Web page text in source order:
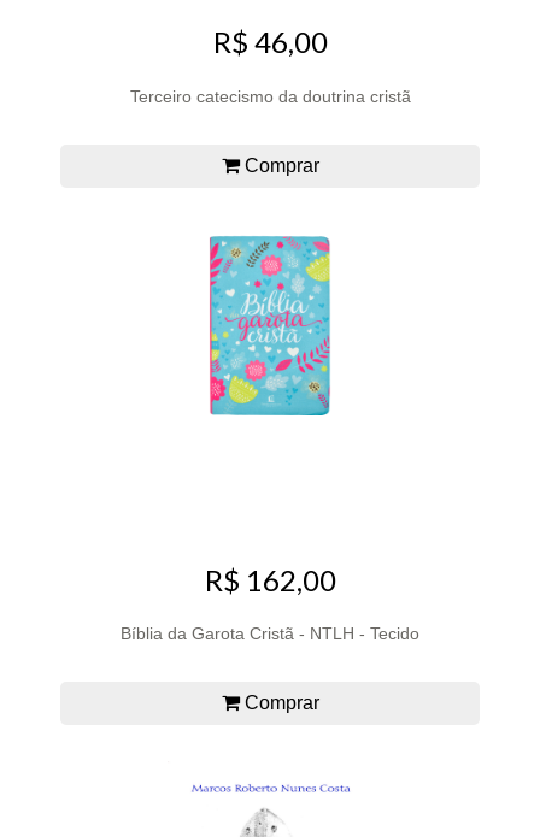
R$ 46,00
Terceiro catecismo da doutrina cristã
Comprar
R$ 162,00
Bíblia da Garota Cristã - NTLH - Tecido
Comprar